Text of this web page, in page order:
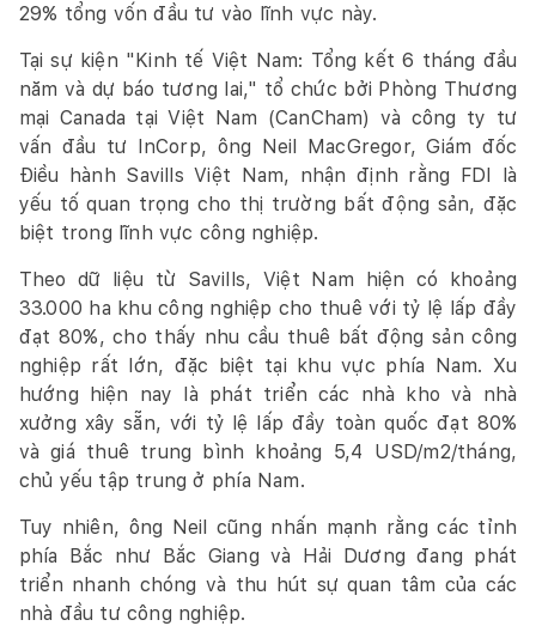
29% tổng vốn đầu tư vào lĩnh vực này.
Tại sự kiện "Kinh tế Việt Nam: Tổng kết 6 tháng đầu
năm và dự báo tương lai," tổ chức bởi Phòng Thương
mại Canada tại Việt Nam (CanCham) và công ty tư
vấn đầu tư InCorp, ông Neil MacGregor, Giám đốc
Điều hành Savills Việt Nam, nhận định rằng FDI là
yếu tố quan trọng cho thị trường bất động sản, đặc
biệt trong lĩnh vực công nghiệp.
Theo dữ liệu từ Savills, Việt Nam hiện có khoảng
33.000 ha khu công nghiệp cho thuê với tỷ lệ lấp đầy
đạt 80%, cho thấy nhu cầu thuê bất động sản công
nghiệp rất lớn, đặc biệt tại khu vực phía Nam. Xu
hướng hiện nay là phát triển các nhà kho và nhà
xưởng xây sẵn, với tỷ lệ lấp đầy toàn quốc đạt 80%
và giá thuê trung bình khoảng 5,4 USD/m2/tháng,
chủ yếu tập trung ở phía Nam.
Tuy nhiên, ông Neil cũng nhấn mạnh rằng các tỉnh
phía Bắc như Bắc Giang và Hải Dương đang phát
triển nhanh chóng và thu hút sự quan tâm của các
nhà đầu tư công nghiệp.